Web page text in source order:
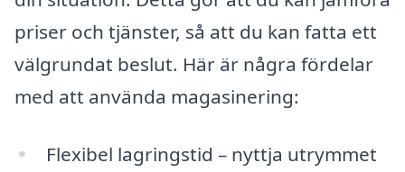
priser och tjänster, så att du kan fatta ett
välgrundat beslut. Här är några fördelar
med att använda magasinering:
Flexibel lagringstid – nyttja utrymmet